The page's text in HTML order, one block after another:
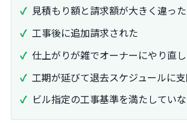
見積もり額と請求額が大きく違った
工事後に追加請求された
仕上がりが雑でオーナーにやり直
工期が延びて退去スケジュールに
ビル指定の工事基準を満たしてい